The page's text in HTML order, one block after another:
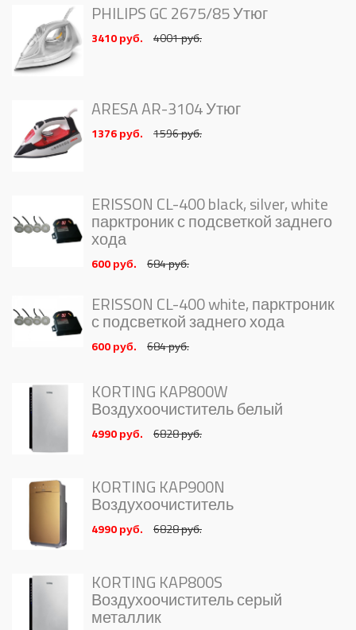
PHILIPS GC 2675/85 Утюг
3410 руб. 4001 руб.
ARESA AR-3104 Утюг
1376 руб. 1596 руб.
ERISSON CL-400 black, silver, white
парктроник с подсветкой заднего
хода
600 руб. 684 руб.
ERISSON CL-400 white, парктроник
с подсветкой заднего хода
600 руб. 684 руб.
KORTING KAP800W
Воздухоочиститель белый
4990 руб. 6828 руб.
KORTING KAP900N
Воздухоочиститель
4990 руб. 6828 руб.
KORTING KAP800S
Воздухоочиститель серый
металлик